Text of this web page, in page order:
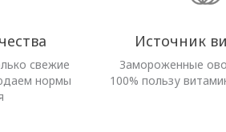
свежие
нормы
Источник
Замороженные
100% пользу